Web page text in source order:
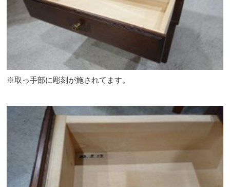
※取っ手部に彫刻が施されてます。